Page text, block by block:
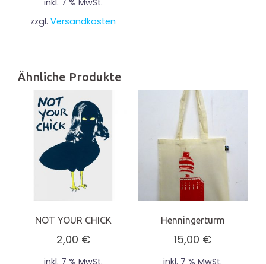
zzgl.Versandkosten
Ähnliche Produkte
NOT YOUR CHICK
2,00 €
inkl. 7 % MwSt.
Henningerturm
15,00 €
inkl. 7 % MwSt.